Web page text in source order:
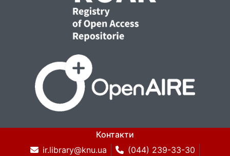
Контакти
ir.library@knu.ua
(044) 239-33-30